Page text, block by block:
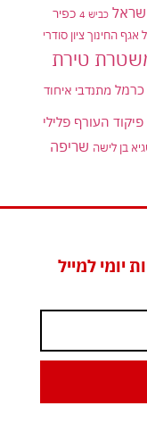
כביש 4
כפיר
אגף החינוך ציון סודרי
טירת
מתנדבי איחוד
פיקוד העורף פלילי
בן לישה שריפה
יומי למייל